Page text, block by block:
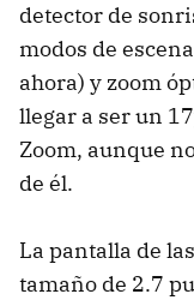
detector de
modos de
ahora) y zoom
llegar a ser un
Zoom, aunque
de él.
La pantalla de
tamaño de 2.7